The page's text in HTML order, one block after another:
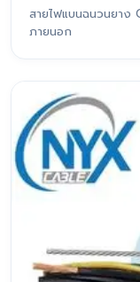
สายไฟแบนฉนวนยาง
ภายนอก